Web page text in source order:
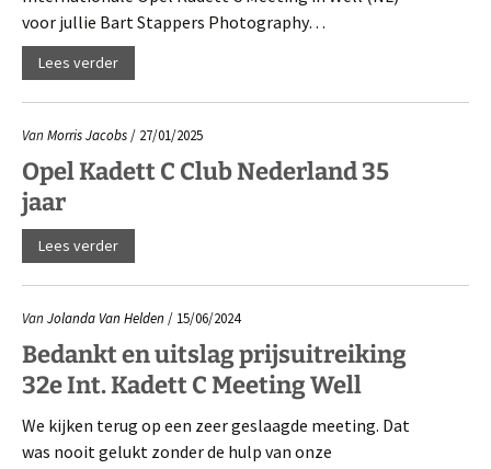
voor jullie Bart Stappers Photography…
Lees verder
VanMorris Jacobs/ 27/01/2025
Opel Kadett C Club Nederland 35
jaar
Lees verder
VanJolanda Van Helden/ 15/06/2024
Bedankt en uitslag prijsuitreiking
32e Int. Kadett C Meeting Well
We kijken terug op een zeer geslaagde meeting. Dat
was nooit gelukt zonder de hulp van onze